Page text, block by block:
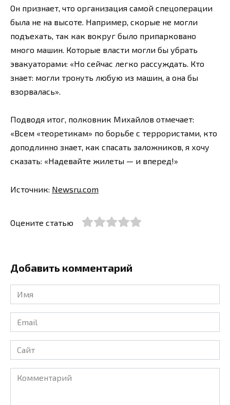
Он признает, что организация самой спецоперации
была не на высоте. Например, скорые не могли
подъехать, так как вокруг было припарковано
много машин. Которые власти могли бы убрать
эвакуаторами: «Но сейчас легко рассуждать. Кто
знает: могли тронуть любую из машин, а она бы
взорвалась».
Подводя итог, полковник Михайлов отмечает:
«Всем «теоретикам» по борьбе с террористами, кто
доподлинно знает, как спасать заложников, я хочу
сказать: «Надевайте жилеты — и вперед!»
Источник: Newsru.com
Оцените статью
Добавить комментарий
Имя
*
Email
*
Сайт
Комментарий